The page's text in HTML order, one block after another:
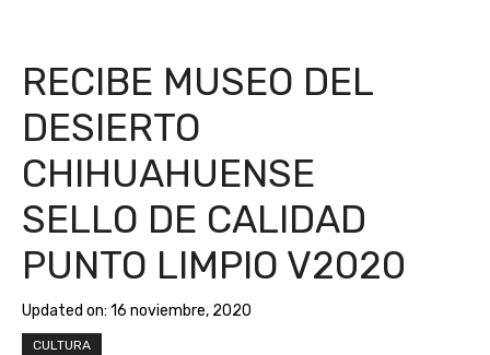
RECIBE MUSEO DEL
DESIERTO
CHIHUAHUENSE
SELLO DE CALIDAD
PUNTO LIMPIO V2020
Updated on: 16 noviembre, 2020
CULTURA